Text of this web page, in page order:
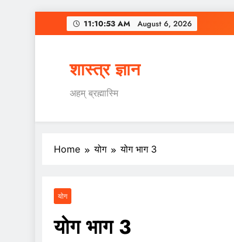
to
11:10:54 AM August 6,
2026
शास्त्र ज्ञान
अहम् ब्रह्मास्मि
Home योग योग भाग 3
योग
योग भाग 3